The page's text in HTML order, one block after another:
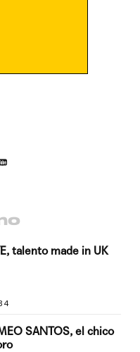
talento made in UK
SANTOS, el chico